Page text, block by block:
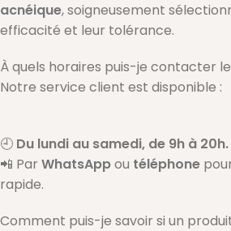
acnéique, soigneusement
efficacité et leur tolérance.
À quels horaires puis-je contacter
Notre service client est disponible :
🕘 Du lundi au samedi, de 9h à 20h.
📲 Par WhatsAppou téléphone
rapide.
Comment puis-je savoir si un